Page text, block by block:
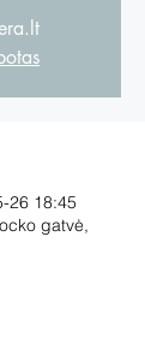
26 18:45
gatvė,